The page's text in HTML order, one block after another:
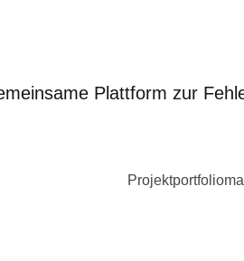
Plattform zur